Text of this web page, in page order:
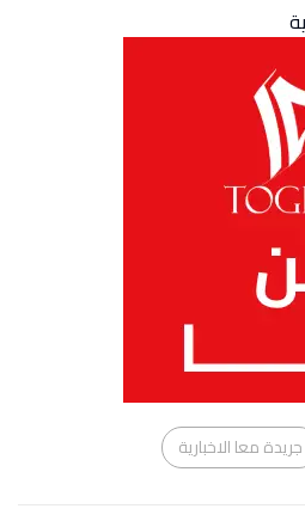
جريدة معا الاخبارية